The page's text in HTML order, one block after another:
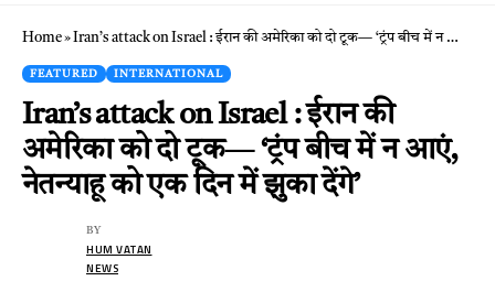
Home» Iran’s attack on Israel : ईरान की अमेरिका को दो टूक— ‘ट्रंप बीच में न आएं, नेतन्याहू को एक दिन में झुका देंगे’
FEATURED INTERNATIONAL
Iran’s attack on Israel : ईरान की
अमेरिका को दो टूक— ‘ट्रंप बीच में न आएं,
नेतन्याहू को एक दिन में झुका देंगे’
BY
HUM VATAN
NEWS